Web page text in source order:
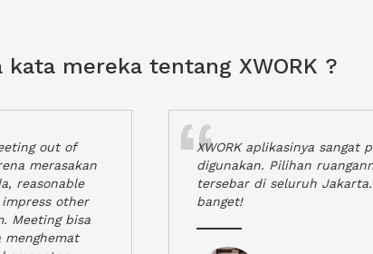
kata mereka tentang XWORK ?
out of
merasakan
reasonable
other
Meeting bisa
menghemat
XWORK aplikasinya sangat
digunakan. Pilihan
tersebar di seluruh
banget!